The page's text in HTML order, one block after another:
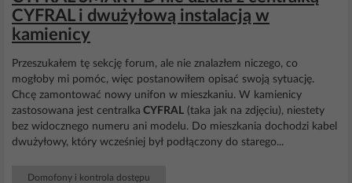
CYFRAL i dwużyłową instalacją w
kamienicy
Przeszukałem tę sekcję forum, ale nie znalazłem niczego, co
mogłoby mi pomóc, więc postanowiłem opisać swoją sytuację.
Chcę zamontować nowy unifon w mieszkaniu. W kamienicy
zastosowana jest centralka CYFRAL (taka jak na zdjęciu), niestety
bez widocznego numeru ani modelu. Do mieszkania dochodzi kabel
dwużyłowy, który wcześniej był podłączony do starego...
Domofony i kontrola dostępu